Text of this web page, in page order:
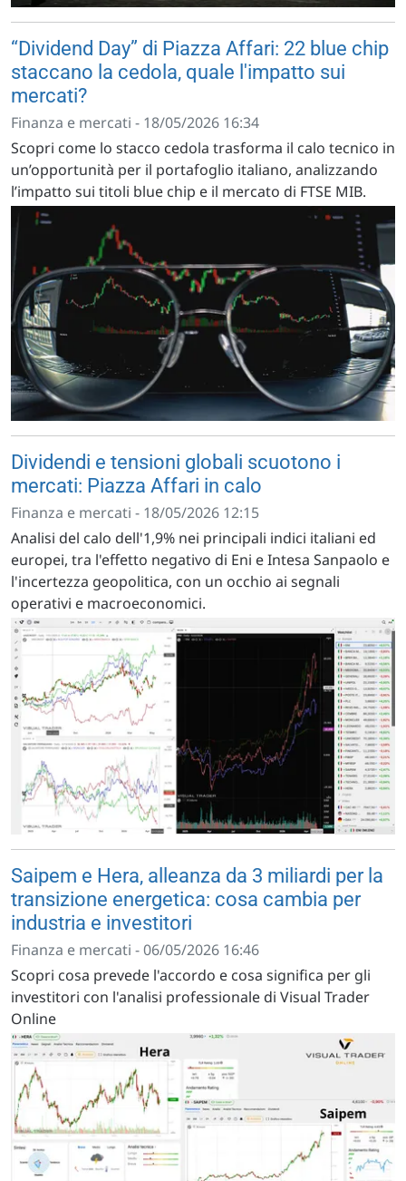
“Dividend Day” di Piazza Affari: 22 blue chip
staccano la cedola, quale l'impatto sui
mercati?
Finanza e mercati - 18/05/2026 16:34
Scopri come lo stacco cedola trasforma il calo tecnico in
un’opportunità per il portafoglio italiano, analizzando
l’impatto sui titoli blue chip e il mercato di FTSE MIB.
Dividendi e tensioni globali scuotono i
mercati: Piazza Affari in calo
Finanza e mercati - 18/05/2026 12:15
Analisi del calo dell'1,9% nei principali indici italiani ed
europei, tra l'effetto negativo di Eni e Intesa Sanpaolo e
l'incertezza geopolitica, con un occhio ai segnali
operativi e macroeconomici.
Saipem e Hera, alleanza da 3 miliardi per la
transizione energetica: cosa cambia per
industria e investitori
Finanza e mercati - 06/05/2026 16:46
Scopri cosa prevede l'accordo e cosa significa per gli
investitori con l'analisi professionale di Visual Trader
Online